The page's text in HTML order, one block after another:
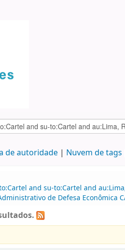
de autoridade Nuvem de tags
and su-to:Cartel and
de Defesa Econômica